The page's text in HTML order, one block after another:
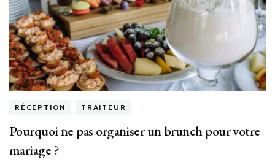
RÉCEPTION TRAITEUR
Pourquoi ne pas organiser un brunch pour votre
mariage ?